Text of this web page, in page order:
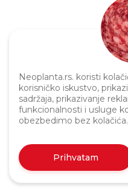
Neoplanta.rs. koristi
korisničko iskustvo,
sadržaja, prikazivanje
funkcionalnosti i usluge
obezbedimo bez kolačića.
Prihvatam